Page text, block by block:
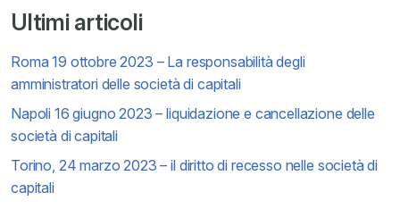
Ultimi articoli
Roma 19 ottobre 2023 – La responsabilità degli
amministratori delle società di capitali
Napoli 16 giugno 2023 – liquidazione e cancellazione delle
società di capitali
Torino, 24 marzo 2023 – il diritto di recesso nelle società di
capitali